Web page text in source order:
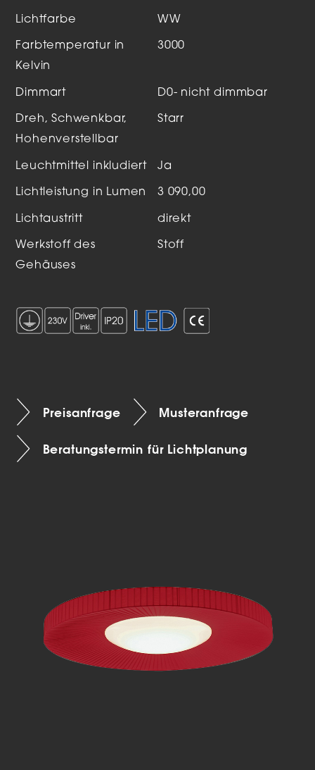
Lichtfarbe WW
Farbtemperatur in
Kelvin
3000
Dimmart D0- nicht dimmbar
Dreh, Schwenkbar,
Hohenverstellbar
Starr
Leuchtmittel inkludiert Ja
Lichtleistung in Lumen 3 090,00
Lichtaustritt direkt
Werkstoff des
Gehäuses
Stoff
Preisanfrage Musteranfrage
Beratungstermin für Lichtplanung